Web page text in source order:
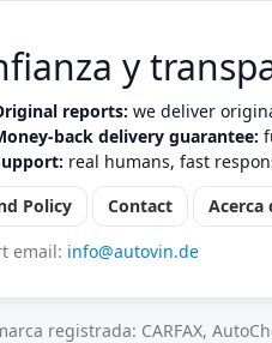
y
reports: we deliver
back delivery guarantee:
real humans, fast
Policy
Contact
Acerca
email: info@autovin.de
registrada: CARFAX,